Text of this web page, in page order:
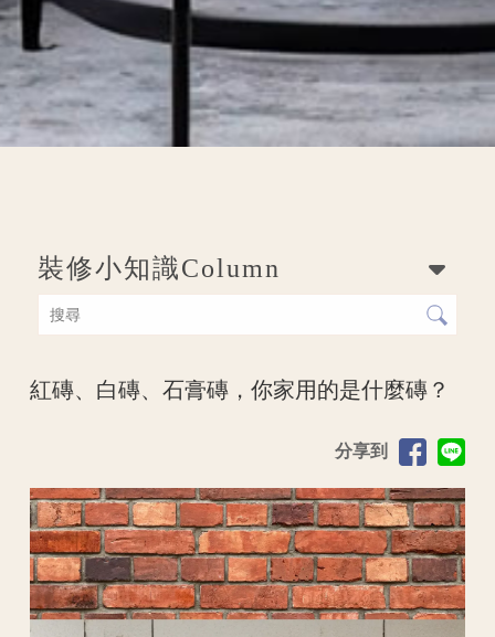
裝修小知識Column
紅磚、白磚、石膏磚，你家用的是什麼磚？
分享到